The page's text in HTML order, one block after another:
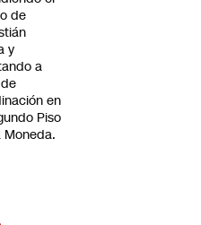
de
y
a
en
Piso
Moneda.